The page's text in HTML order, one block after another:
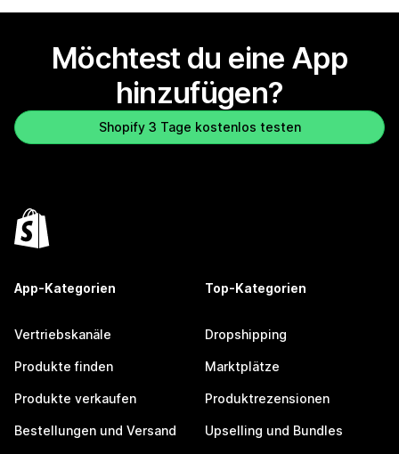
Möchtest du eine App
hinzufügen?
Shopify 3 Tage kostenlos testen
App-Kategorien
Vertriebskanäle
Produkte finden
Produkte verkaufen
Bestellungen und Versand
Top-Kategorien
Dropshipping
Marktplätze
Produktrezensionen
Upselling und Bundles